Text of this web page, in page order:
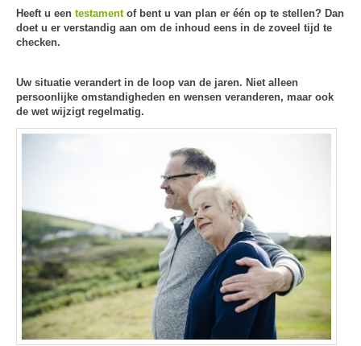
Heeft u een testamentof bent u van plan er één op te stellen? Dan
doet u er verstandig aan om de inhoud eens in de zoveel tijd te
checken.
Uw situatie verandert in de loop van de jaren. Niet alleen
persoonlijke omstandigheden en wensen veranderen, maar ook
de wet wijzigt regelmatig.